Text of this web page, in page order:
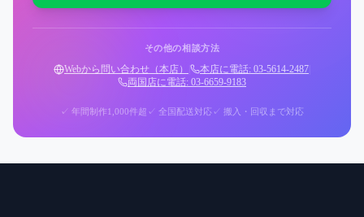
その他の相談方法
Webから問い合わせ（本店） 本店に電話: 03-5614-2487
両国店に電話: 03-6659-9183
✓ 年間制作1,000件超 ✓ 全国配送対応 ✓ 搬入・回収まで対応